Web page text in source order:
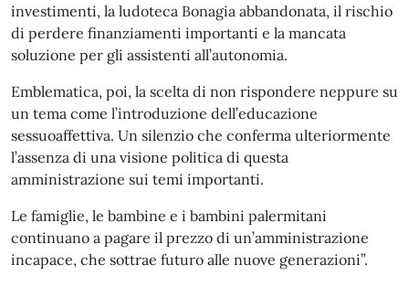
investimenti, la ludoteca Bonagia abbandonata, il rischio
di perdere finanziamenti importanti e la mancata
soluzione per gli assistenti all’autonomia.
Emblematica, poi, la scelta di non rispondere neppure su
un tema come l’introduzione dell’educazione
sessuoaffettiva. Un silenzio che conferma ulteriormente
l’assenza di una visione politica di questa
amministrazione sui temi importanti.
Le famiglie, le bambine e i bambini palermitani
continuano a pagare il prezzo di un’amministrazione
incapace, che sottrae futuro alle nuove generazioni”.